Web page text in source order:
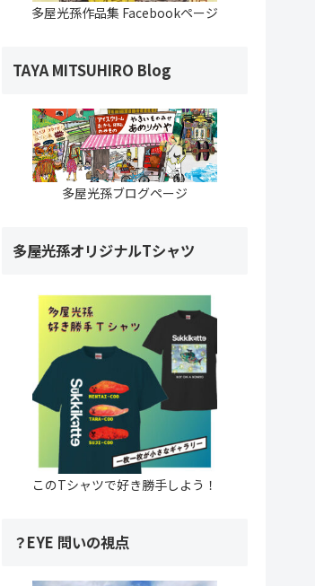
多屋光孫作品集 Facebookページ
TAYA MITSUHIRO Blog
多屋光孫ブログページ
多屋光孫オリジナルTシャツ
このTシャツで好き勝手しよう！
？EYE 問いの視点